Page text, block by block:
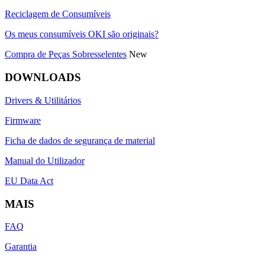
Reciclagem de Consumíveis
Os meus consumíveis OKI são originais?
Compra de Peças Sobresselentes New
DOWNLOADS
Drivers & Utilitários
Firmware
Ficha de dados de segurança de material
Manual do Utilizador
EU Data Act
MAIS
FAQ
Garantia